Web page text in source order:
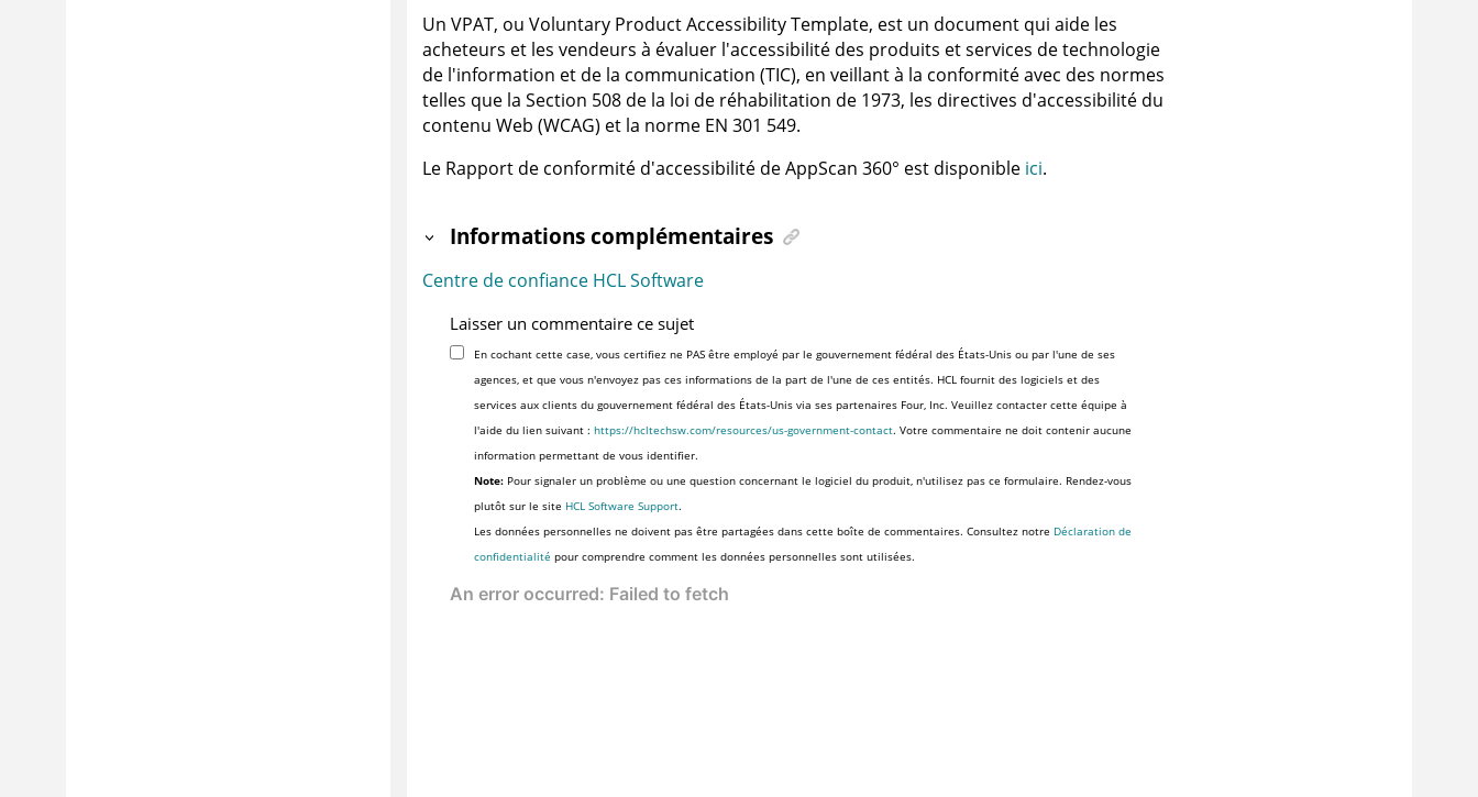
Un VPAT, ou Voluntary Product Accessibility Template, est un document qui aide les
acheteurs et les vendeurs à évaluer l'accessibilité des produits et services de technologie
de l'information et de la communication (TIC), en veillant à la conformité avec des normes
telles que la Section 508 de la loi de réhabilitation de 1973, les directives d'accessibilité du
contenu Web (WCAG) et la norme EN 301 549.
Le Rapport de conformité d'accessibilité deAppScan 360° est disponible ici.
Informations complémentaires
Centre de confiance HCL Software
Laisser un commentaire ce sujet
En cochant cette case, vous certifiez ne PAS être employé par le gouvernement fédéral des États-Unis ou par l'une de ses
agences, et que vous n'envoyez pas ces informations de la part de l'une de ces entités. HCL fournit des logiciels et des
services aux clients du gouvernement fédéral des États-Unis via ses partenaires Four, Inc. Veuillez contacter cette équipe à
l'aide du lien suivant :https://hcltechsw.com/resources/us-government-contact. Votre commentaire ne doit contenir aucune
information permettant de vous identifier.
Note: Pour signaler un problème ou une question concernant le logiciel du produit, n'utilisez pas ce formulaire. Rendez-vous
plutôt sur le site HCL Software Support.
Les données personnelles ne doivent pas être partagées dans cette boîte de commentaires. Consultez notre Déclaration de
confidentialité pour comprendre comment les données personnelles sont utilisées.